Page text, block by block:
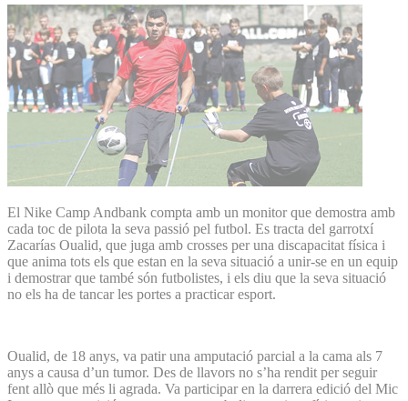
El Nike Camp Andbank compta amb un monitor que demostra amb
cada toc de pilota la seva passió pel futbol. Es tracta del garrotxí
Zacarías Oualid, que juga amb crosses per una discapacitat física i
que anima tots els que estan en la seva situació a unir-se en un equip
i demostrar que també són futbolistes, i els diu que la seva situació
no els ha de tancar les portes a practicar esport.
Oualid, de 18 anys, va patir una amputació parcial a la cama als 7
anys a causa d’un tumor. Des de llavors no s’ha rendit per seguir
fent allò que més li agrada. Va participar en la darrera edició del Mic